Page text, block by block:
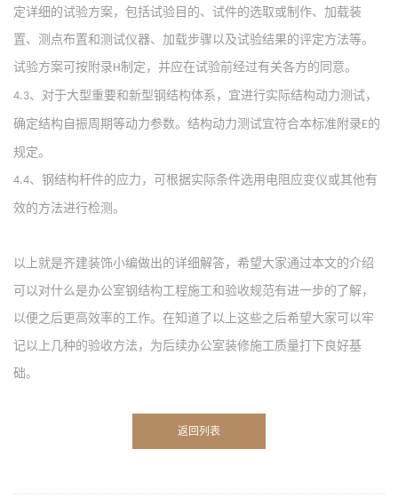
定详细的试验方案，包括试验目的、试件的选取或制作、加载装
置、测点布置和测试仪器、加载步骤以及试验结果的评定方法等。
试验方案可按附录H制定，并应在试验前经过有关各方的同意。
4.3、对于大型重要和新型钢结构体系，宜进行实际结构动力测试，
确定结构自振周期等动力参数。结构动力测试宜符合本标准附录E的
规定。
4.4、钢结构杆件的应力，可根据实际条件选用电阻应变仪或其他有
效的方法进行检测。
以上就是齐建装饰小编做出的详细解答，希望大家通过本文的介绍
可以对什么是办公室钢结构工程施工和验收规范有进一步的了解，
以便之后更高效率的工作。在知道了以上这些之后希望大家可以牢
记以上几种的验收方法，为后续办公室装修施工质量打下良好基
础。
返回列表